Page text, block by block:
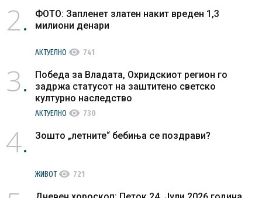
2
ФОТО: Запленет златен накит вреден 1,3
милиони денари
АКТУЕЛНО visibility 741
3
Победа за Владата, Охридскиот регион го
задржа статусот на заштитено светско
културно наследство
АКТУЕЛНО visibility 730
4 Зошто „летните“ бебиња се поздрави?
ЖИВОТvisibility 721